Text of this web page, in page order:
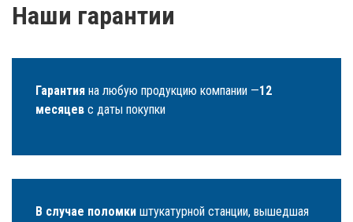
Наши гарантии
Гарантия на любую продукцию компании —12
месяцев с даты покупки
В случае поломки штукатурной станции, вышедшая